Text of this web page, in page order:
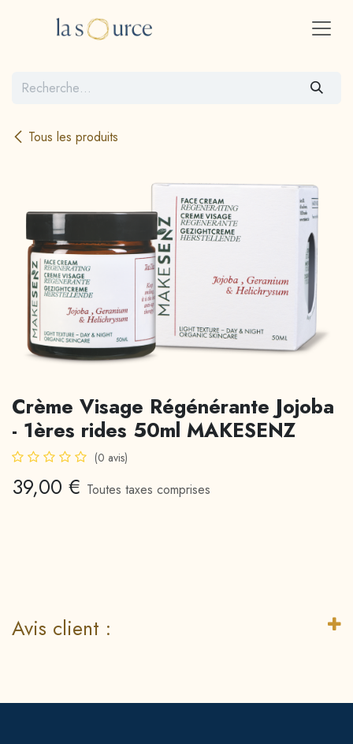
Tous les produits
Crème Visage Régénérante Jojoba
- 1ères rides 50ml MAKESENZ
(0 avis)
39,00 € Toutes taxes comprises
Avis client :